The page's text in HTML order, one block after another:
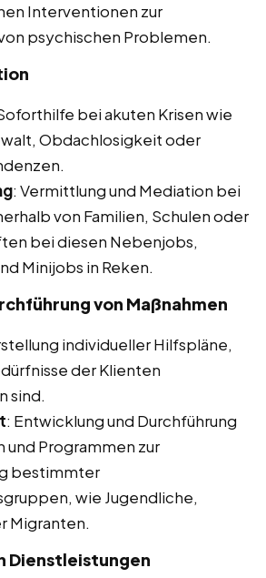
Interventionen zur
psychischen Problemen.
bei akuten Krisen wie
Obdachlosigkeit oder
: Vermittlung und Mediation bei
von Familien, Schulen oder
bei diesen Nebenjobs,
Minijobs in Reken.
von Maßnahmen
individueller Hilfspläne,
der Klienten
sind.
: Entwicklung und Durchführung
und Programmen zur
bestimmter
wie Jugendliche,
Migranten.
Dienstleistungen